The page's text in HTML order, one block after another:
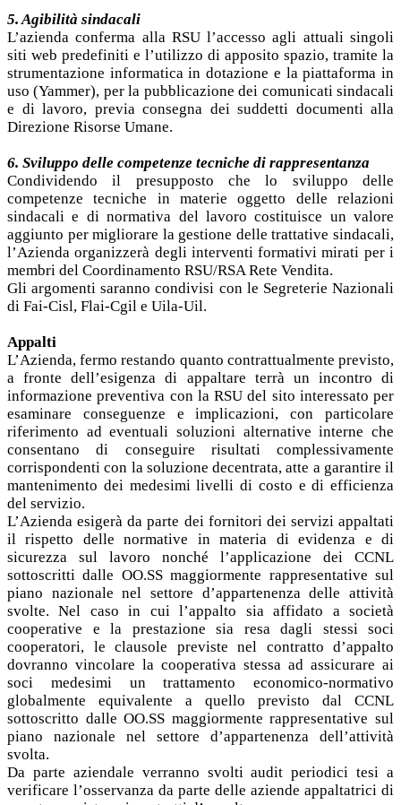
5. Agibilità sindacali
L’azienda conferma alla RSU l’accesso agli attuali singoli
siti web predefiniti e l’utilizzo di apposito spazio, tramite la
strumentazione informatica in dotazione e la piattaforma in
uso (Yammer), per la pubblicazione dei comunicati sindacali
e di lavoro, previa consegna dei suddetti documenti alla
Direzione Risorse Umane.
6. Sviluppo delle competenze tecniche di rappresentanza
Condividendo il presupposto che lo sviluppo delle
competenze tecniche in materie oggetto delle relazioni
sindacali e di normativa del lavoro costituisce un valore
aggiunto per migliorare la gestione delle trattative sindacali,
l’Azienda organizzerà degli interventi formativi mirati per i
membri del Coordinamento RSU/RSA Rete Vendita.
Gli argomenti saranno condivisi con le Segreterie Nazionali
di Fai-Cisl, Flai-Cgil e Uila-Uil.
Appalti
L’Azienda, fermo restando quanto contrattualmente previsto,
a fronte dell’esigenza di appaltare terrà un incontro di
informazione preventiva con la RSU del sito interessato per
esaminare conseguenze e implicazioni, con particolare
riferimento ad eventuali soluzioni alternative interne che
consentano di conseguire risultati complessivamente
corrispondenti con la soluzione decentrata, atte a garantire il
mantenimento dei medesimi livelli di costo e di efficienza
del servizio.
L’Azienda esigerà da parte dei fornitori dei servizi appaltati
il rispetto delle normative in materia di evidenza e di
sicurezza sul lavoro nonché l’applicazione dei CCNL
sottoscritti dalle OO.SS maggiormente rappresentative sul
piano nazionale nel settore d’appartenenza delle attività
svolte. Nel caso in cui l’appalto sia affidato a società
cooperative e la prestazione sia resa dagli stessi soci
cooperatori, le clausole previste nel contratto d’appalto
dovranno vincolare la cooperativa stessa ad assicurare ai
soci medesimi un trattamento economico-normativo
globalmente equivalente a quello previsto dal CCNL
sottoscritto dalle OO.SS maggiormente rappresentative sul
piano nazionale nel settore d’appartenenza dell’attività
svolta.
Da parte aziendale verranno svolti audit periodici tesi a
verificare l’osservanza da parte delle aziende appaltatrici di